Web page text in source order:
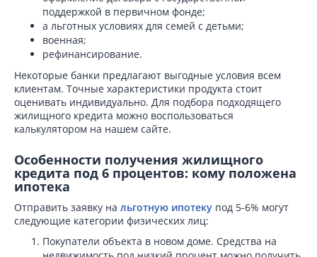
поддержкой в первичном фонде;
а льготных условиях для семей с детьми;
военная;
рефинансирование.
Некоторые банки предлагают выгодные условия всем
клиентам. Точные характеристики продукта стоит
оценивать индивидуально. Для подбора подходящего
жилищного кредита можно воспользоваться
калькулятором на нашем сайте.
Особенности получения жилищного
кредита под 6 процентов: кому положена
ипотека
Отправить заявку на льготную ипотеку под 5-6% могут
следующие категории физических лиц:
Покупатели объекта в новом доме. Средства на